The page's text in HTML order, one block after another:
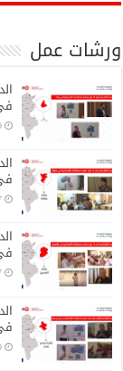
ورشات عمل